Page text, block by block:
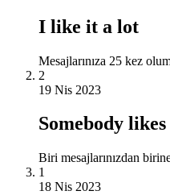
I like it a lot
Mesajlarınıza 25 kez
2
19 Nis 2023
Somebody
Biri mesajlarınızdan
1
18 Nis 2023